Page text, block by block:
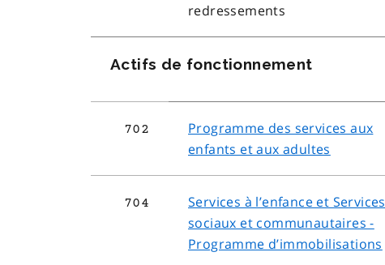
redressements
Actifs de fonctionnement
702
Programme des services aux
enfants et aux adultes
704
Services à l’enfance et Services
sociaux et communautaires -
Programme d’immobilisations